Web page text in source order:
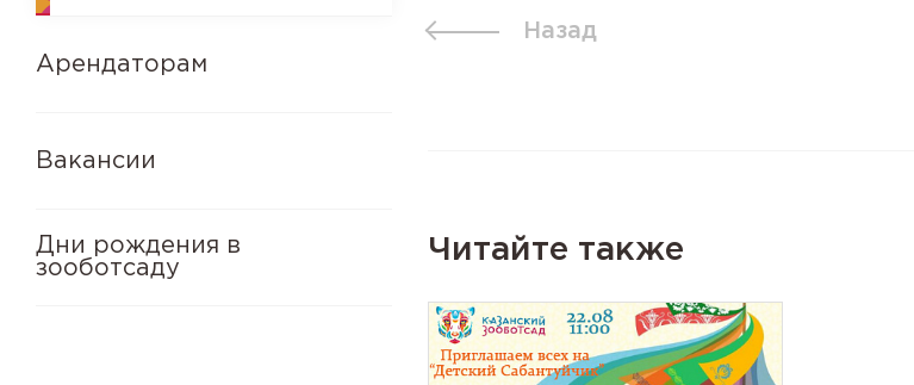
Арендаторам
Вакансии
Дни рождения в
зооботсаду
Назад
Читайте также